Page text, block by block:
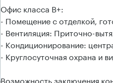
Офис класса B+:
- Помещение с отделкой,
- Вентиляция: Приточно-
- Кондиционирование:
- Круглосуточная охрана и
Возможность заключения